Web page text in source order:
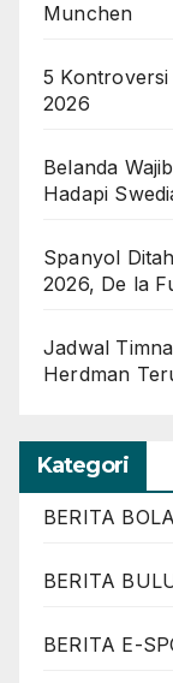
Munchen
5 Kontroversi
2026
Belanda
Hadapi
Spanyol
2026, De la
Jadwal
Herdman
Kategori
BERITA BOLA
BERITA
BERITA E-